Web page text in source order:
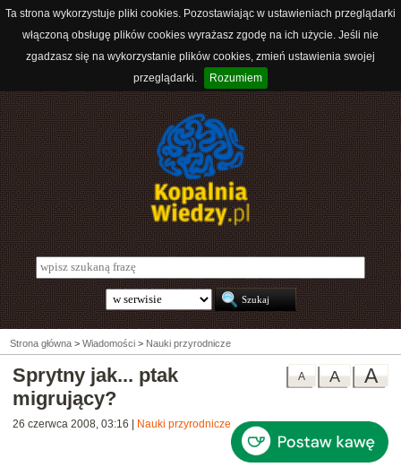
Ta strona wykorzystuje pliki cookies. Pozostawiając w ustawieniach przeglądarki
włączoną obsługę plików cookies wyrażasz zgodę na ich użycie. Jeśli nie
zgadzasz się na wykorzystanie plików cookies, zmień ustawienia swojej
przeglądarki.
Rozumiem
Strona główna > Wiadomości > Nauki przyrodnicze
A
A
A
Sprytny jak... ptak
migrujący?
26 czerwca 2008, 03:16 Nauki przyrodnicze